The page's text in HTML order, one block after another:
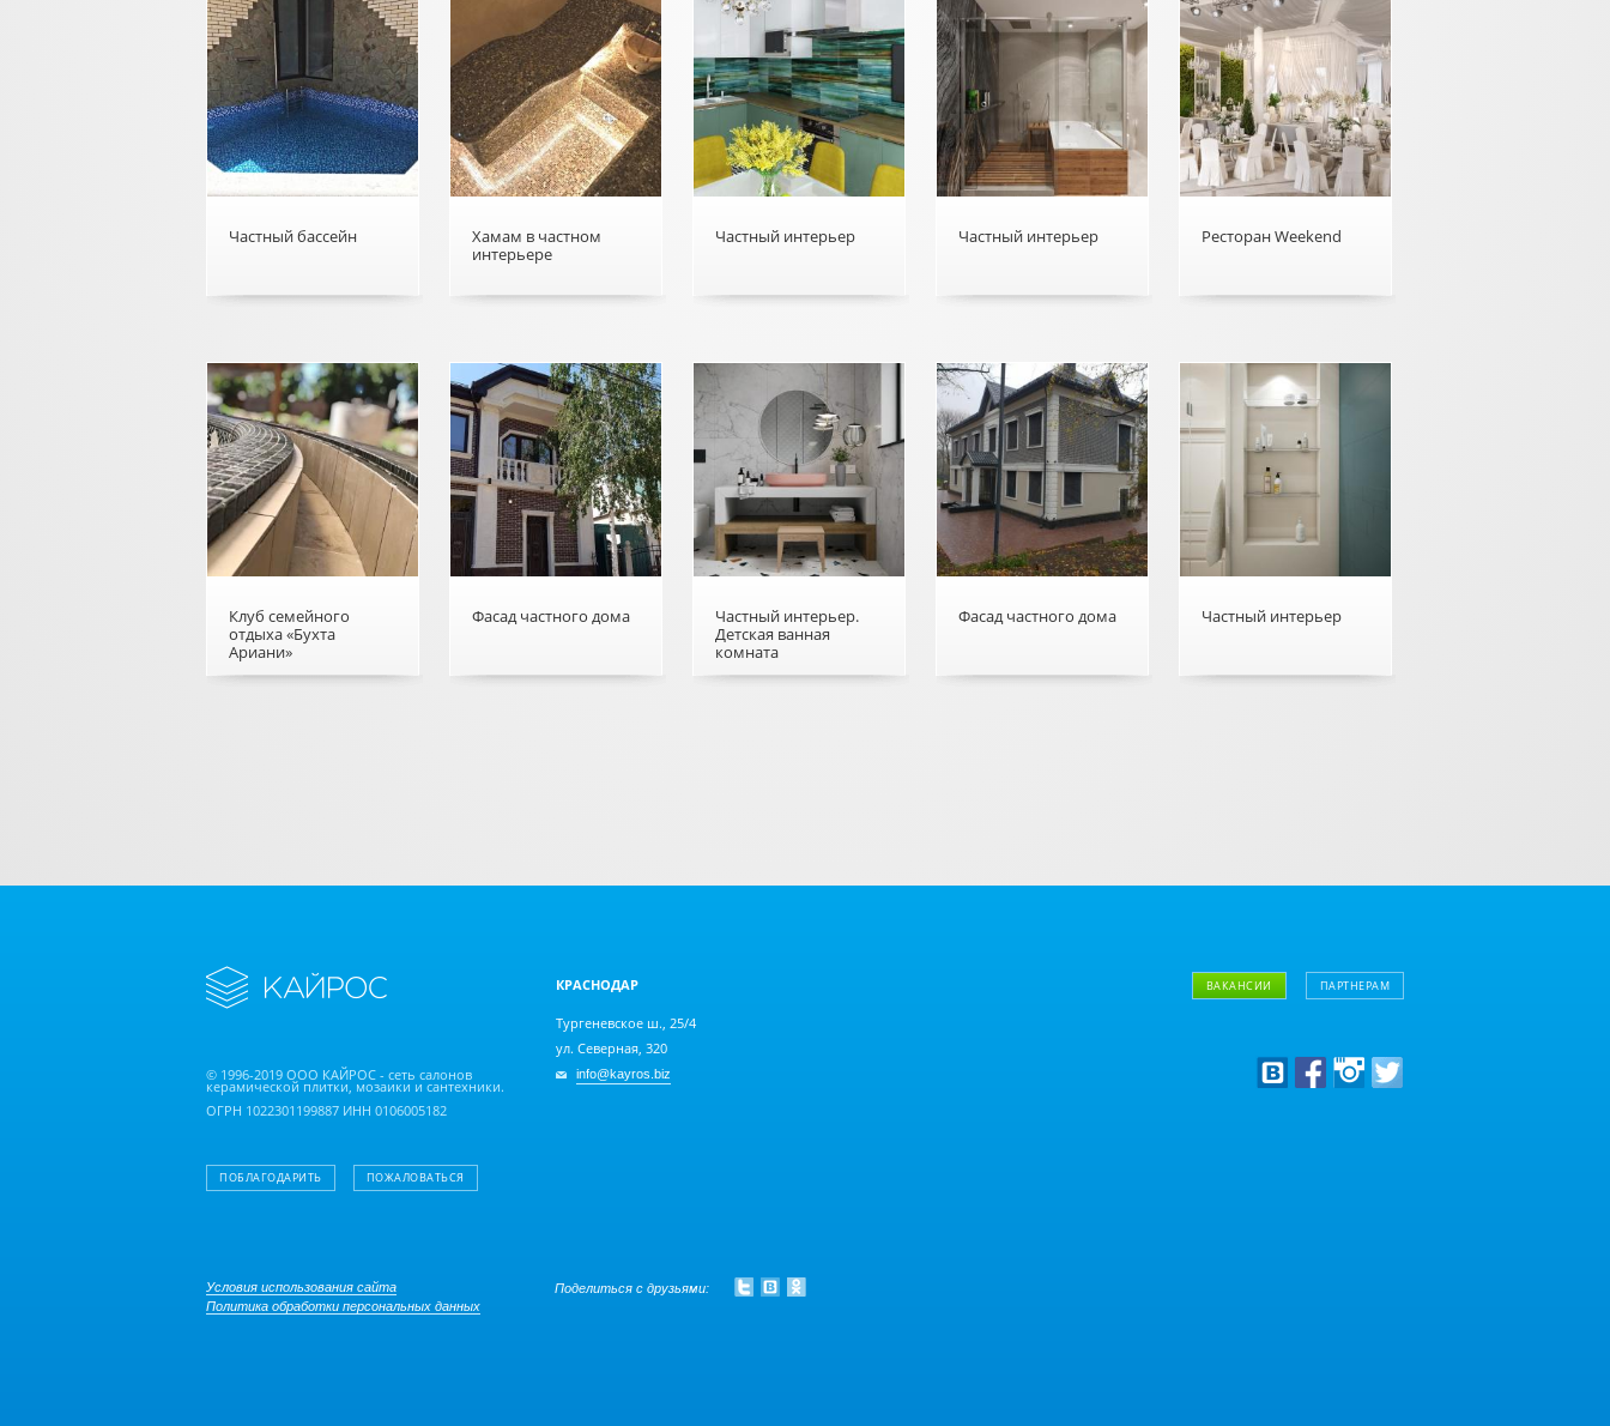
Частный бассейн
Хамам в частном
интерьере
Частный интерьер Частный интерьер Ресторан Weekend
Клуб семейного
отдыха «Бухта
Ариани»
Фасад частного дома
Частный интерьер.
Детская ванная
комната
Фасад частного дома Частный интерьер
© 1996-2019 ООО КАЙРОС - сеть салонов
керамической плитки, мозаики и сантехники.
ОГРН 1022301199887 ИНН 0106005182
ПОБЛАГОДАРИТЬ ПОЖАЛОВАТЬСЯ
КРАСНОДАР
Тургеневское ш., 25/4
ул. Северная, 320
info@kayros.biz
ВАКАНСИИ ПАРТНЕРАМ
Оптовым клиентам
Условия использования сайта
Политика обработки персональных данных
Поделиться с друзьями: